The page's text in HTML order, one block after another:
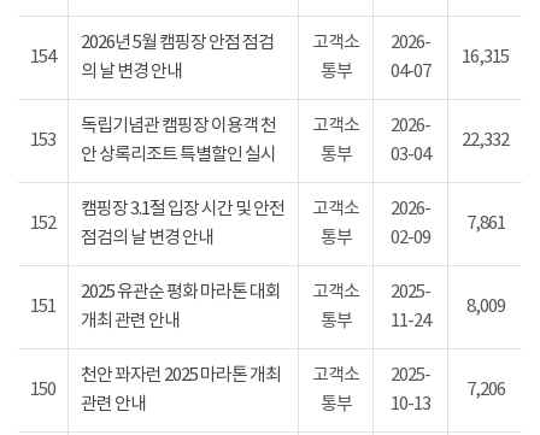
154
2026년 5월 캠핑장 안점 점검
의 날 변경 안내
고객소
통부
2026-
04-07
16,315
153
독립기념관 캠핑장 이용객 천
안 상록리조트 특별할인 실시
고객소
통부
2026-
03-04
22,332
152
캠핑장 3.1절 입장 시간 및 안전
점검의 날 변경 안내
고객소
통부
2026-
02-09
7,861
151
2025 유관순 평화 마라톤 대회
개최 관련 안내
고객소
통부
2025-
11-24
8,009
150
천안 꽈자런 2025 마라톤 개최
관련 안내
고객소
통부
2025-
10-13
7,206